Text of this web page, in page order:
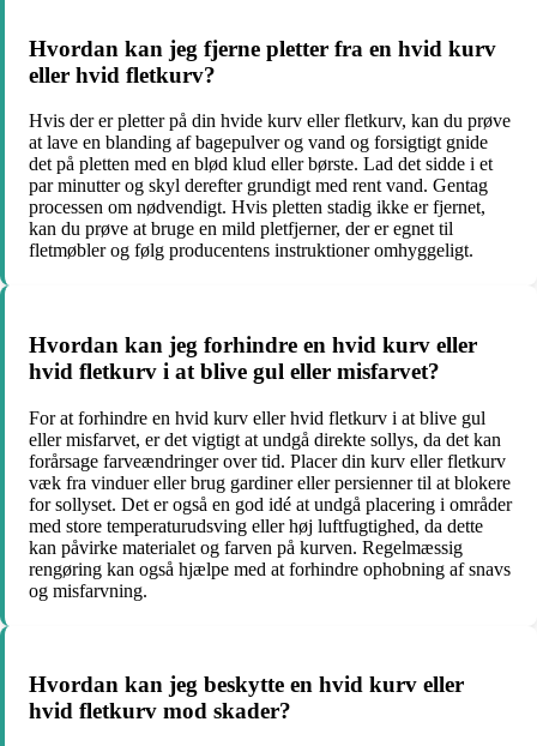
Hvordan kan jeg fjerne pletter fra en hvid kurv
eller hvid fletkurv?
Hvis der er pletter på din hvide kurv eller fletkurv, kan du prøve
at lave en blanding af bagepulver og vand og forsigtigt gnide
det på pletten med en blød klud eller børste. Lad det sidde i et
par minutter og skyl derefter grundigt med rent vand. Gentag
processen om nødvendigt. Hvis pletten stadig ikke er fjernet,
kan du prøve at bruge en mild pletfjerner, der er egnet til
fletmøbler og følg producentens instruktioner omhyggeligt.
Hvordan kan jeg forhindre en hvid kurv eller
hvid fletkurv i at blive gul eller misfarvet?
For at forhindre en hvid kurv eller hvid fletkurv i at blive gul
eller misfarvet, er det vigtigt at undgå direkte sollys, da det kan
forårsage farveændringer over tid. Placer din kurv eller fletkurv
væk fra vinduer eller brug gardiner eller persienner til at blokere
for sollyset. Det er også en god idé at undgå placering i områder
med store temperaturudsving eller høj luftfugtighed, da dette
kan påvirke materialet og farven på kurven. Regelmæssig
rengøring kan også hjælpe med at forhindre ophobning af snavs
og misfarvning.
Hvordan kan jeg beskytte en hvid kurv eller
hvid fletkurv mod skader?